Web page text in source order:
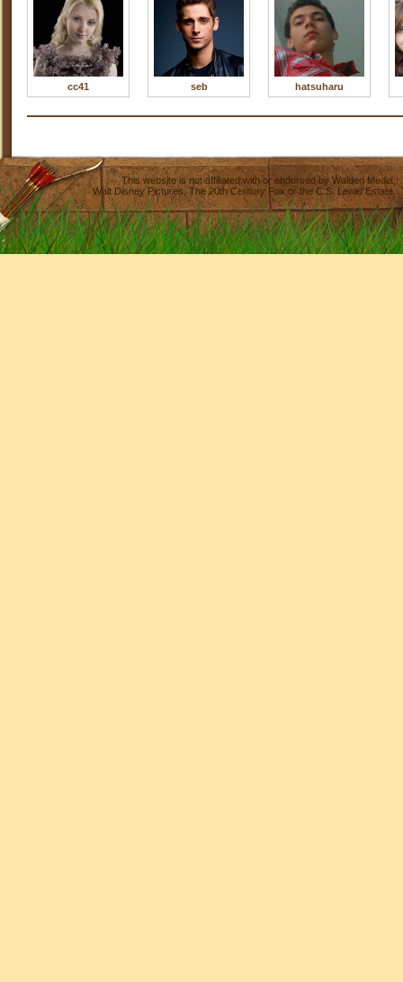
cc41 seb hatsuharu
This website is not affiliated with or endorsed byWalden Media
Walt Disney Pictures,The 20th Century Fox or the C.S. Lewis Estate.